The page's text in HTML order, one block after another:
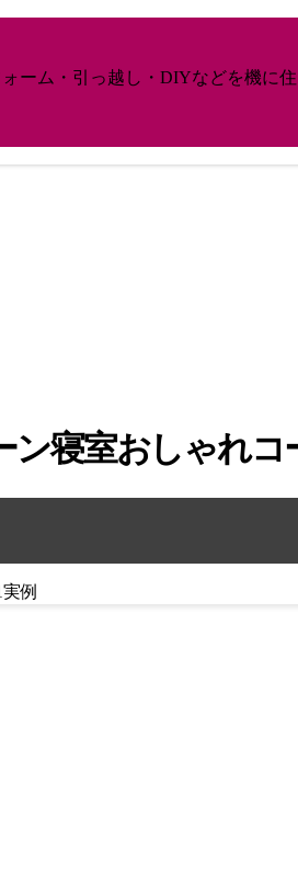
ーム・引っ越し・DIYなどを機に
寝室おしゃれコ